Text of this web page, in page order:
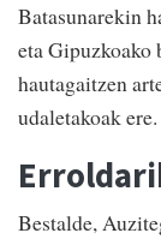
Batasunarekin
eta Gipuzkoako
hautagaitzen
udaletakoak ere.
Bestalde,